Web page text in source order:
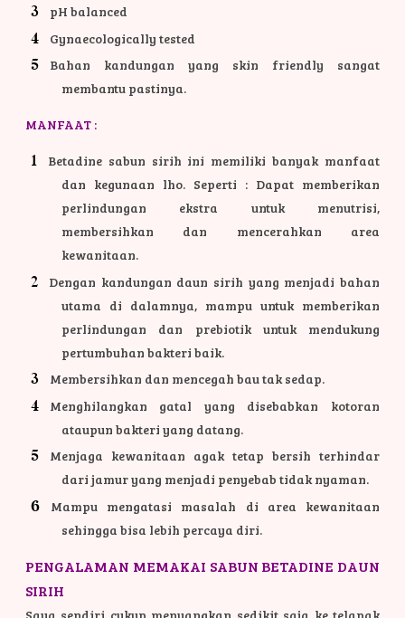
pH balanced
Gynaecologically tested
Bahan kandungan yang skin friendly sangat
membantu pastinya.
MANFAAT :
Betadine sabun sirih ini memiliki banyak manfaat
dan kegunaan lho. Seperti : Dapat memberikan
perlindungan ekstra untuk menutrisi,
membersihkan dan mencerahkan area
kewanitaan.
Dengan kandungan daun sirih yang menjadi bahan
utama di dalamnya, mampu untuk memberikan
perlindungan dan prebiotik untuk mendukung
pertumbuhan bakteri baik.
Membersihkan dan mencegah bau tak sedap.
Menghilangkan gatal yang disebabkan kotoran
ataupun bakteri yang datang.
Menjaga kewanitaan agak tetap bersih terhindar
dari jamur yang menjadi penyebab tidak nyaman.
Mampu mengatasi masalah di area kewanitaan
sehingga bisa lebih percaya diri.
PENGALAMAN MEMAKAI SABUN BETADINE DAUN
SIRIH
Saya sendiri cukup menuangkan sedikit saja ke telapak